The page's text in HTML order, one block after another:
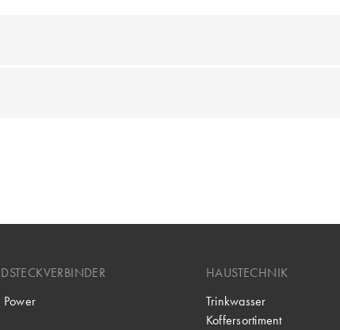
HAUSTECHNIK
Trinkwasser
Koffersortiment